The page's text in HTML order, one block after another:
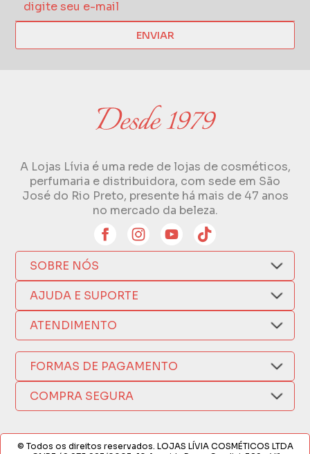
ENVIAR
A Lojas Lívia é uma rede de lojas de cosméticos,
perfumaria e distribuidora, com sede em São
José do Rio Preto, presente há mais de 47 anos
no mercado da beleza.
SOBRE NÓS
Quem Somos
Compra Segura
Como Comprar
Nossas Lojas
Política de Privacidade
AJUDA E SUPORTE
Nosso Aplicativo
Trocas e Devoluções
Formas de Pagamento
Fretes e Entregas
Fabricantes
Termos de Compra e Venda
ATENDIMENTO
(17) 3209-9595
sacweb@lojaslivia.com.br
FORMAS DE PAGAMENTO
COMPRA SEGURA
© Todos os direitos reservados. LOJAS LÍVIA COSMÉTICOS LTDA